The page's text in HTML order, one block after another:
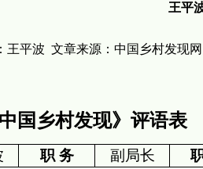
王平
王平波 文章来源： 中国乡村发现
中国乡村发现》评语表
职 务 副局长